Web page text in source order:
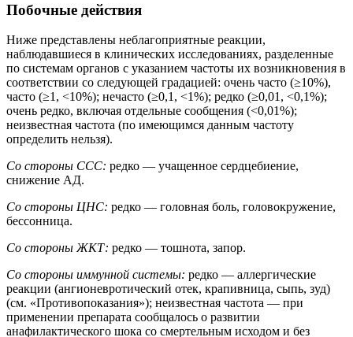
Побочные действия
Ниже представлены неблагоприятные реакции,
наблюдавшиеся в клинических исследованиях, разделенные
по системам органов с указанием частоты их возникновения в
соответствии со следующей градацией: очень часто (≥10%),
часто (≥1, <10%); нечасто (≥0,1, <1%); редко (≥0,01, <0,1%);
очень редко, включая отдельные сообщения (<0,01%);
неизвестная частота (по имеющимся данным частоту
определить нельзя).
Со стороны ССС: редко — учащенное сердцебиение,
снижение АД.
Со стороны ЦНС: редко — головная боль, головокружение,
бессонница.
Со стороны ЖКТ: редко — тошнота, запор.
Со стороны иммунной системы: редко — аллергические
реакции (ангионевротический отек, крапивница, сыпь, зуд)
(см. «Противопоказания»); неизвестная частота — при
применении препарата сообщалось о развитии
анафилактического шока со смертельным исходом и без